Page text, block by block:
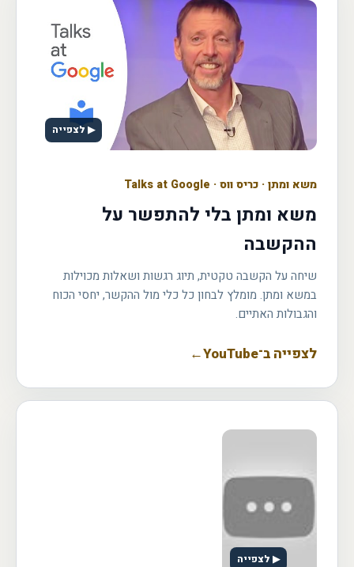
▶ לצפייה
משא ומתן· כריס ווס · Talks at Google
משא ומתן בלי להתפשר על
ההקשבה
שיחה על הקשבה טקטית, תיוג רגשות ושאלות מכוילות
במשא ומתן. מומלץ לבחון כל כלי מול ההקשר, יחסי הכוח
והגבולות האתיים.
לצפייה ב־YouTube ←
▶ לצפייה